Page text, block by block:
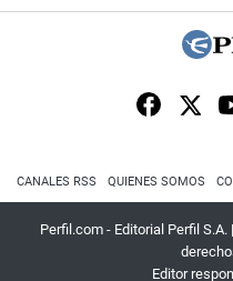
CANALES RSS QUIENES SOMOS
Perfil.com - Editorial Perfil S.A.
Editor